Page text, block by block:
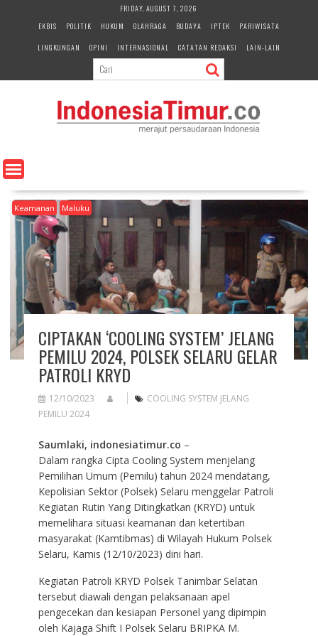
e
n
FRIDAY, AUGUST 7, 2026
EKBIS
POLITIK HUKUM OLAHRAGA BUDAYA IPTEK
PARIWISATA
LINGKUNGAN
OPINI INTERNASIONAL CATATAN REDAKSI LAIN-LAIN
Keamanan Maluku
CIPTAKAN ‘COOLING SYSTEM’ JELANG
PEMILU 2024, POLSEK SELARU GELAR
PATROLI KRYD
12/10/2023
COOLING SYSTEM JELANG
PEMILU 2024
Saumlaki, indonesiatimur.co –
Dalam rangka Cipta Cooling System menjelang
Pemilihan Umum (Pemilu) tahun 2024 mendatang,
Kepolisian Sektor (Polsek) Selaru menggelar Patroli
Kegiatan Rutin Yang Ditingkatkan (KRYD) untuk
memelihara situasi keamanan dan ketertiban
masyarakat (Kamtibmas) di Wilayah Hukum Polsek
Selaru, Kamis (12/10/2023) dini hari.
Kegiatan Patroli KRYD Polsek Tanimbar Selatan
tersebut diawali dengan pelaksanaan apel
pengecekan dan kesiapan Personel yang dipimpin
oleh Kajaga Shift I Polsek Selaru BRIPKA M.